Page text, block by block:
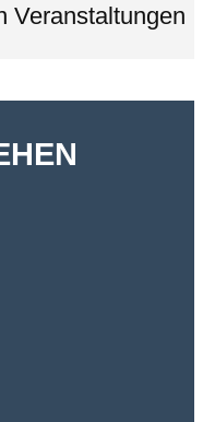
Veranstaltungen